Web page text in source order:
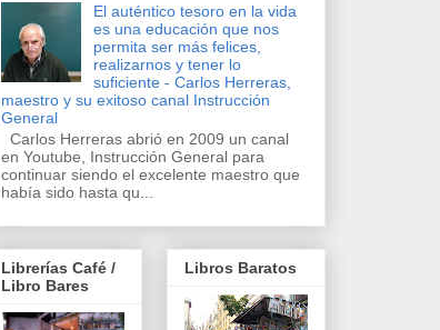
El auténtico tesoro en la vida
es una educación que nos
permita ser más felices,
realizarnos y tener lo
suficiente - Carlos Herreras,
maestro y su exitoso canal Instrucción
General
Carlos Herreras abrió en 2009 un canal
en Youtube, Instrucción General para
continuar siendo el excelente maestro que
había sido hasta qu...
Librerías Café /
Libro Bares
Libros Baratos